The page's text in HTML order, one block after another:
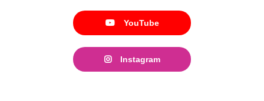
YouTube
Instagram